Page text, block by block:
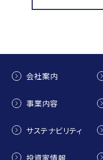
会社案内
事業内容
サステナビリティ
投資家情報